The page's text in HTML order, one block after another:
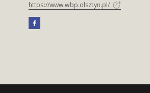
https://www.wbp.olsztyn.pl/